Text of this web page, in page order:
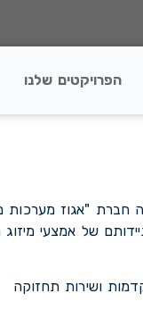
הפרויקטים שלנו
חברת "אגוז מערכות
של אמצעי מיזוג
ושירות תחזוקה